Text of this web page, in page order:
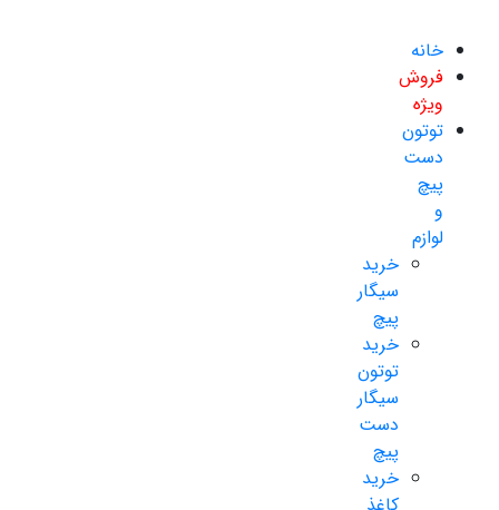
خانه
فروش
ویژه
توتون
دست
پیچ
و
لوازم
خرید
سیگار
پیچ
خرید
توتون
سیگار
دست
پیچ
خرید